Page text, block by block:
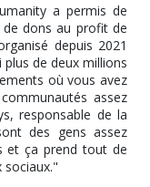
a permis de
de dons au profit de
depuis 2021
de deux millions
où vous avez
assez
responsable de la
des gens assez
et ça prend tout de
sociaux."